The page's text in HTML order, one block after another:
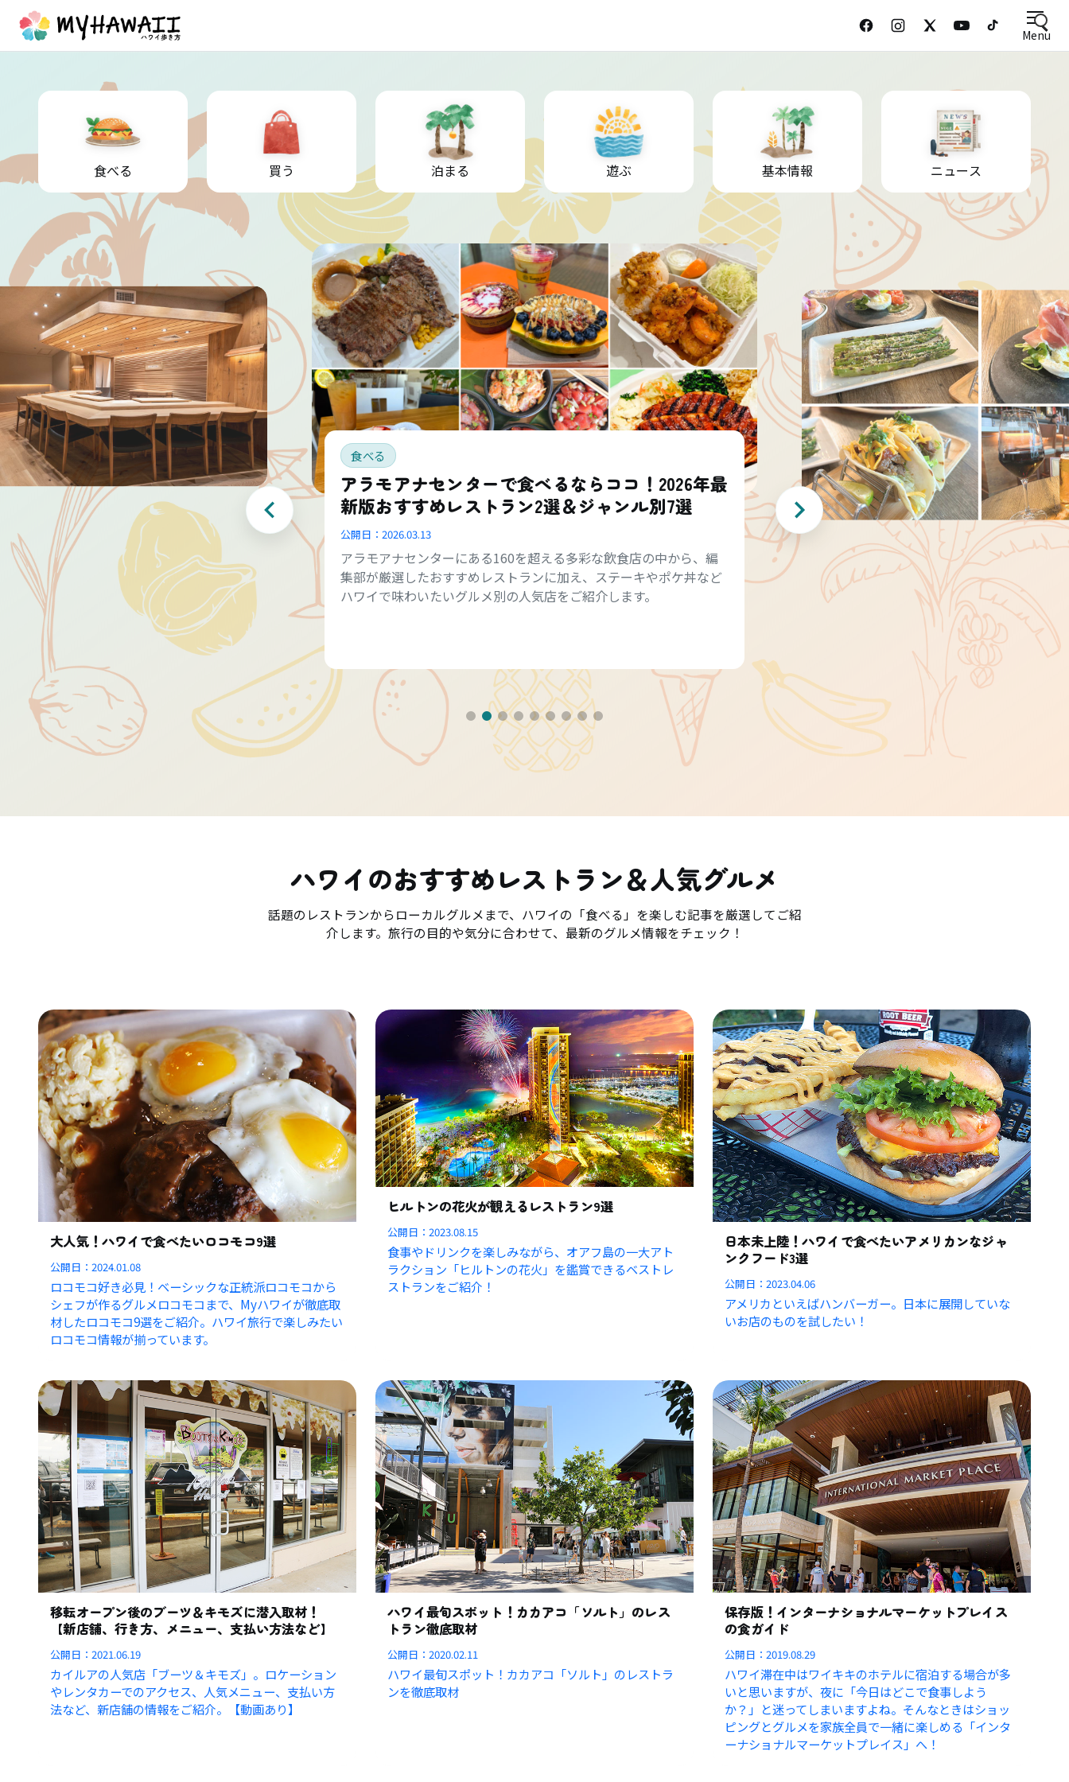
Menu
食べる 買う 泊まる 遊ぶ 基本情報 ニュース
食べる
アラモアナセンターで食べるならココ！2026年最
新版おすすめレストラン2選＆ジャンル別7選
公開日： 2026.03.13
アラモアナセンターにある160を超える多彩な飲食店の中から、編
集部が厳選したおすすめレストランに加え、ステーキやポケ丼など
ハワイで味わいたいグルメ別の人気店をご紹介します。
ハワイのおすすめレストラン＆人気グルメ
話題のレストランからローカルグルメまで、ハワイの「食べる」を楽しむ記事を厳選してご紹
介します。旅行の目的や気分に合わせて、最新のグルメ情報をチェック！
大人気！ハワイで食べたいロコモコ9選
公開日：2024.01.08
ロコモコ好き必見！ベーシックな正統派ロコモコから
シェフが作るグルメロコモコまで、Myハワイが徹底取
材したロコモコ9選をご紹介。ハワイ旅行で楽しみたい
ロコモコ情報が揃っています。
ヒルトンの花火が観えるレストラン9選
公開日：2023.08.15
食事やドリンクを楽しみながら、オアフ島の一大アト
ラクション「ヒルトンの花火」を鑑賞できるベストレ
ストランをご紹介！
日本未上陸！ハワイで食べたいアメリカンなジャ
ンクフード3選
公開日：2023.04.06
アメリカといえばハンバーガー。日本に展開していな
いお店のものを試したい！
移転オープン後のブーツ＆キモズに潜入取材！
【新店舗、行き方、メニュー、支払い方法など】
公開日：2021.06.19
カイルアの人気店「ブーツ＆キモズ」。ロケーション
やレンタカーでのアクセス、人気メニュー、支払い方
法など、新店舗の情報をご紹介。【動画あり】
ハワイ最旬スポット！カカアコ「ソルト」のレス
トラン徹底取材
公開日：2020.02.11
ハワイ最旬スポット！カカアコ「ソルト」のレストラ
ンを徹底取材
保存版！インターナショナルマーケットプレイス
の食ガイド
公開日：2019.08.29
ハワイ滞在中はワイキキのホテルに宿泊する場合が多
いと思いますが、夜に「今日はどこで食事しよう
か？」と迷ってしまいますよね。そんなときはショッ
ピングとグルメを家族全員で一緒に楽しめる「インタ
ーナショナルマーケットプレイス」へ！